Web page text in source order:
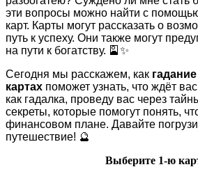
эти вопросы можно найти с
карт. Карты могут рассказать о
путь к успеху. Они также могут
на пути к богатству. 🎴✨
Сегодня мы расскажем, как
картах поможет узнать, что ждёт
как гадалка, проведу вас через
секреты, которые помогут понять,
финансовом плане. Давайте
путешествие! 🔮
Выберите 1-ю